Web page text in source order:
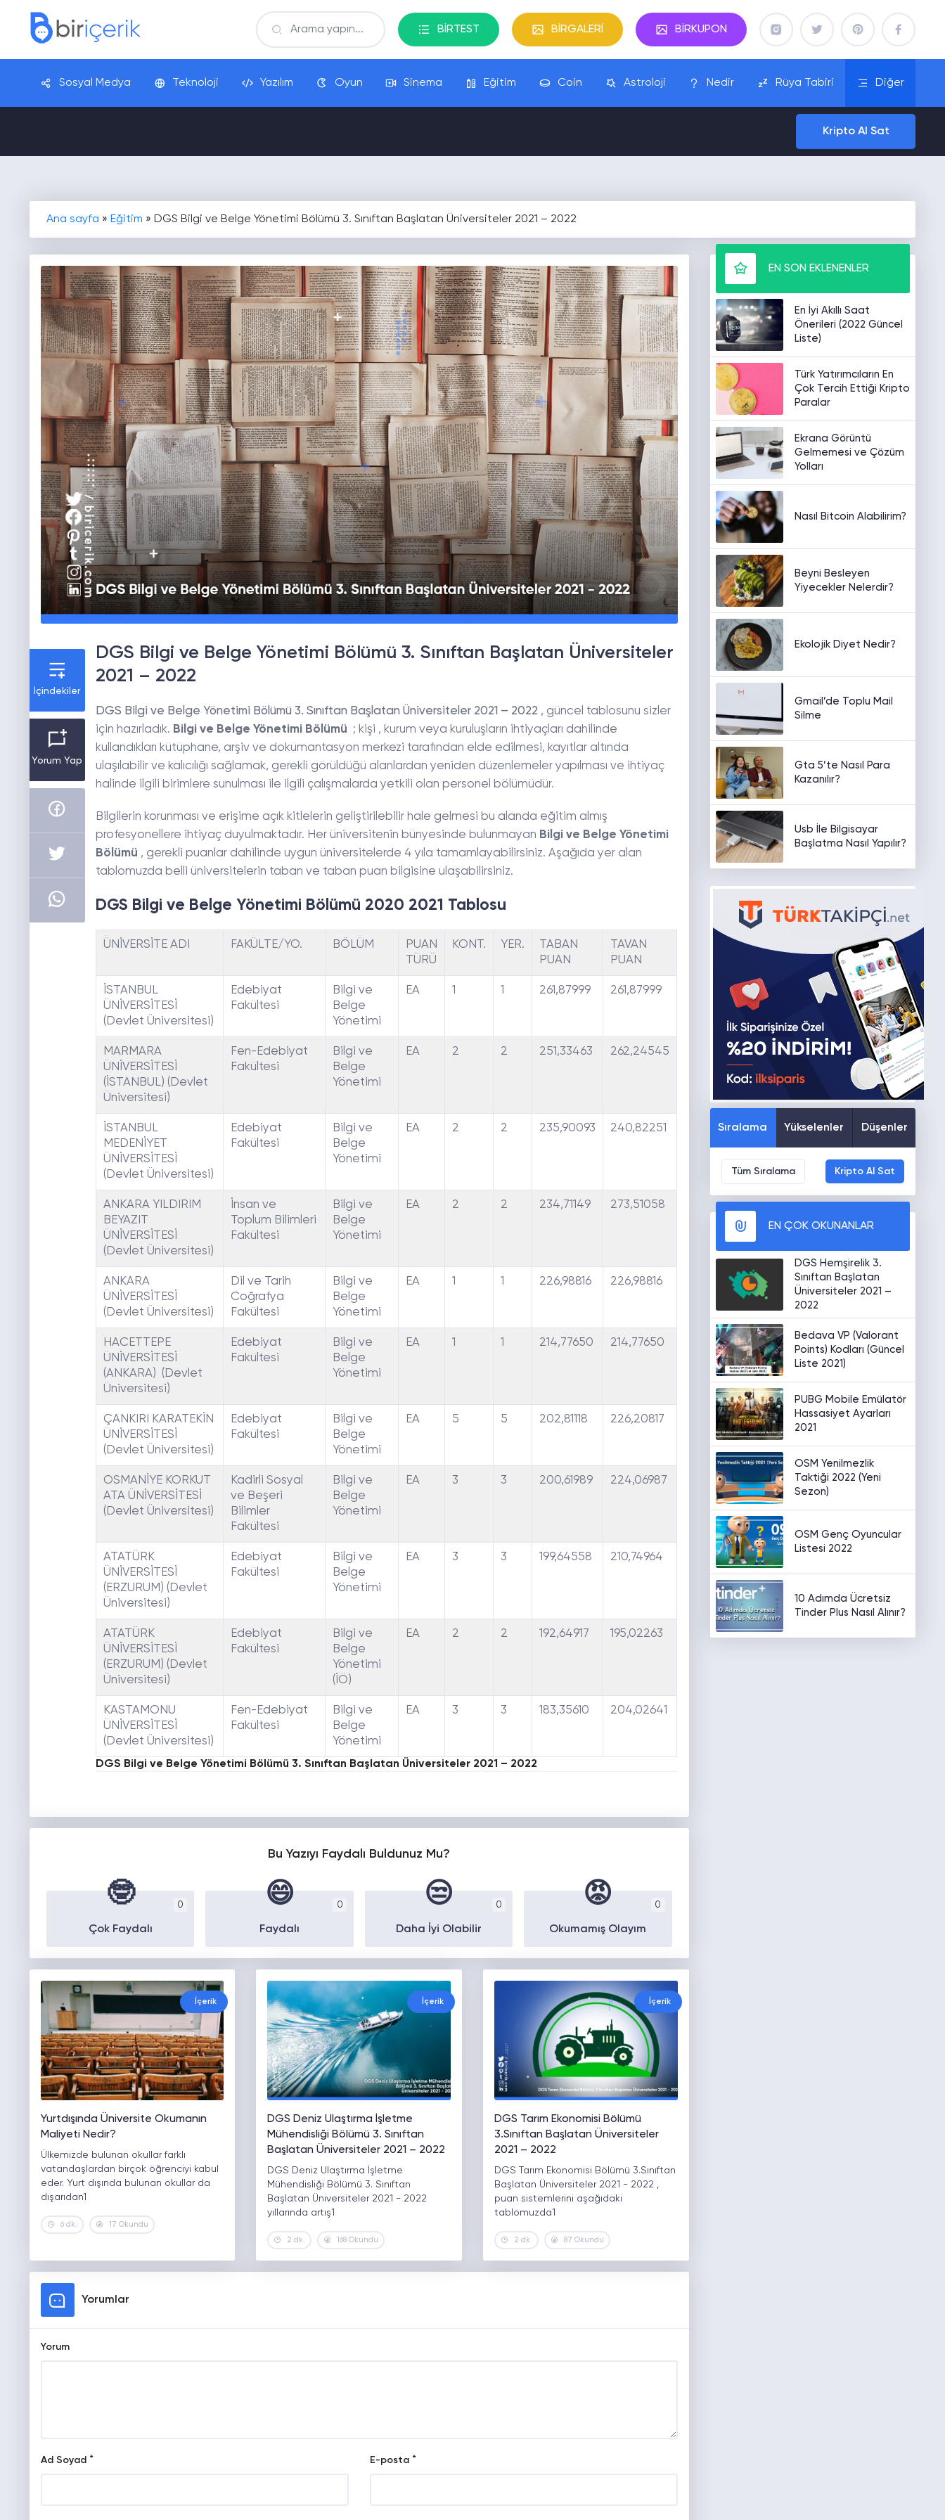
BİRTEST BİRGALERİ BİRKUPON
Sosyal Medya Teknoloji Yazılım Oyun Sinema Eğitim Coin Astroloji Nedir Rüya Tabiri Diğer
Kripto Al Sat
Ana sayfa » Eğitim » DGS Bilgi ve Belge Yönetimi Bölümü 3. Sınıftan Başlatan Üniversiteler 2021 – 2022
İçindekiler
Yorum Yap
DGS Bilgi ve Belge Yönetimi Bölümü 3. Sınıftan Başlatan Üniversiteler
2021 – 2022
DGS Bilgi ve Belge Yönetimi Bölümü 3. Sınıftan Başlatan Üniversiteler 2021 – 2022 , güncel tablosunu sizler
için hazırladık. Bilgi ve Belge Yönetimi Bölümü ; kişi , kurum veya kuruluşların ihtiyaçları dahilinde
kullandıkları kütüphane, arşiv ve dokümantasyon merkezi tarafından elde edilmesi, kayıtlar altında
ulaşılabilir ve kalıcılığı sağlamak, gerekli görüldüğü alanlardan yeniden düzenlemeler yapılması ve ihtiyaç
halinde ilgili birimlere sunulması ile ilgili çalışmalarda yetkili olan personel bölümüdür.
Bilgilerin korunması ve erişime açık kitlelerin geliştirilebilir hale gelmesi bu alanda eğitim almış
profesyonellere ihtiyaç duyulmaktadır. Her üniversitenin bünyesinde bulunmayan Bilgi ve Belge Yönetimi
Bölümü , gerekli puanlar dahilinde uygun üniversitelerde 4 yıla tamamlayabilirsiniz. Aşağıda yer alan
tablomuzda belli üniversitelerin taban ve taban puan bilgisine ulaşabilirsiniz.
DGS Bilgi ve Belge Yönetimi Bölümü 2020 2021 Tablosu
ÜNİVERSİTE ADI FAKÜLTE/YO. BÖLÜM
PUAN
TÜRÜ
KONT. YER.
TABAN
PUAN
TAVAN
PUAN
İSTANBUL
ÜNİVERSİTESİ
(Devlet Üniversitesi)
Edebiyat
Fakültesi
Bilgi ve
Belge
Yönetimi
EA 1 1 261,87999 261,87999
MARMARA
ÜNİVERSİTESİ
(İSTANBUL) (Devlet
Üniversitesi)
Fen-Edebiyat
Fakültesi
Bilgi ve
Belge
Yönetimi
EA 2 2 251,33463 262,24545
İSTANBUL
MEDENİYET
ÜNİVERSİTESİ
(Devlet Üniversitesi)
Edebiyat
Fakültesi
Bilgi ve
Belge
Yönetimi
EA 2 2 235,90093 240,82251
ANKARA YILDIRIM
BEYAZIT
ÜNİVERSİTESİ
(Devlet Üniversitesi)
İnsan ve
Toplum Bilimleri
Fakültesi
Bilgi ve
Belge
Yönetimi
EA 2 2 234,71149 273,51058
ANKARA
ÜNİVERSİTESİ
(Devlet Üniversitesi)
Dil ve Tarih
Coğrafya
Fakültesi
Bilgi ve
Belge
Yönetimi
EA 1 1 226,98816 226,98816
HACETTEPE
ÜNİVERSİTESİ
(ANKARA) (Devlet
Üniversitesi)
Edebiyat
Fakültesi
Bilgi ve
Belge
Yönetimi
EA 1 1 214,77650 214,77650
ÇANKIRI KARATEKİN
ÜNİVERSİTESİ
(Devlet Üniversitesi)
Edebiyat
Fakültesi
Bilgi ve
Belge
Yönetimi
EA 5 5 202,81118 226,20817
OSMANİYE KORKUT
ATA ÜNİVERSİTESİ
(Devlet Üniversitesi)
Kadirli Sosyal
ve Beşeri
Bilimler
Fakültesi
Bilgi ve
Belge
Yönetimi
EA 3 3 200,61989 224,06987
ATATÜRK
ÜNİVERSİTESİ
(ERZURUM) (Devlet
Üniversitesi)
Edebiyat
Fakültesi
Bilgi ve
Belge
Yönetimi
EA 3 3 199,64558 210,74964
ATATÜRK
ÜNİVERSİTESİ
(ERZURUM) (Devlet
Üniversitesi)
Edebiyat
Fakültesi
Bilgi ve
Belge
Yönetimi
(İÖ)
EA 2 2 192,64917 195,02263
KASTAMONU
ÜNİVERSİTESİ
(Devlet Üniversitesi)
Fen-Edebiyat
Fakültesi
Bilgi ve
Belge
Yönetimi
EA 3 3 183,35610 204,02641
DGS Bilgi ve Belge Yönetimi Bölümü 3. Sınıftan Başlatan Üniversiteler 2021 – 2022
Bu Yazıyı Faydalı Buldunuz Mu?
0
🤓
Çok Faydalı
0
😄
Faydalı
0
😒
Daha İyi Olabilir
0
😡
Okumamış Olayım
İçerik
Yurtdışında Üniversite Okumanın
Maliyeti Nedir?
Ülkemizde bulunan okullar farklı
vatandaşlardan birçok öğrenciyi kabul
eder. Yurt dışında bulunan okullar da
dışarıdan1
6 dk. 17 Okundu
İçerik
DGS Deniz Ulaştırma İşletme
Mühendisliği Bölümü 3. Sınıftan
Başlatan Üniversiteler 2021 – 2022
DGS Deniz Ulaştırma İşletme
Mühendisliği Bölümü 3. Sınıftan
Başlatan Üniversiteler 2021 - 2022
yıllarında artış1
2 dk. 168 Okundu
İçerik
DGS Tarım Ekonomisi Bölümü
3.Sınıftan Başlatan Üniversiteler
2021 – 2022
DGS Tarım Ekonomisi Bölümü 3.Sınıftan
Başlatan Üniversiteler 2021 - 2022 ,
puan sistemlerini aşağıdaki
tablomuzda1
2 dk. 87 Okundu
Yorumlar
Yorum
Ad Soyad * E-posta *
EN SON EKLENENLER
En İyi Akıllı Saat
Önerileri (2022 Güncel
Liste)
Türk Yatırımcıların En
Çok Tercih Ettiği Kripto
Paralar
Ekrana Görüntü
Gelmemesi ve Çözüm
Yolları
Nasıl Bitcoin Alabilirim?
Beyni Besleyen
Yiyecekler Nelerdir?
Ekolojik Diyet Nedir?
Gmail’de Toplu Mail
Silme
Gta 5’te Nasıl Para
Kazanılır?
Usb İle Bilgisayar
Başlatma Nasıl Yapılır?
Sıralama Yükselenler Düşenler
Tüm Sıralama Kripto Al Sat
EN ÇOK OKUNANLAR
DGS Hemşirelik 3.
Sınıftan Başlatan
Üniversiteler 2021 –
2022
Bedava VP (Valorant
Points) Kodları (Güncel
Liste 2021)
PUBG Mobile Emülatör
Hassasiyet Ayarları
2021
OSM Yenilmezlik
Taktiği 2022 (Yeni
Sezon)
OSM Genç Oyuncular
Listesi 2022
10 Adımda Ücretsiz
Tinder Plus Nasıl Alınır?